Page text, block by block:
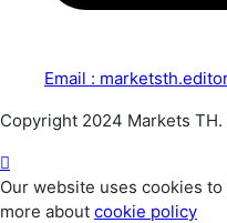
Email :
Copyright 2024 Markets
Our website uses cookies
more about cookie policy